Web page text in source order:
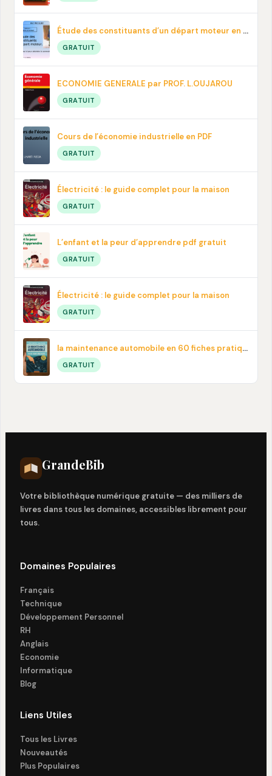
Étude des constituants d’un départ moteur en PDF
GRATUIT
ECONOMIE GENERALE par PROF. L.OUJAROU
GRATUIT
Cours de l’économie industrielle en PDF
GRATUIT
Électricité : le guide complet pour la maison
GRATUIT
L’enfant et la peur d’apprendre pdf gratuit
GRATUIT
Électricité : le guide complet pour la maison
GRATUIT
la maintenance automobile en 60 fiches pratiques en PDF
GRATUIT
GrandeBib
Votre bibliothèque numérique gratuite — des milliers de
livres dans tous les domaines, accessibles librement pour
tous.
Domaines Populaires
Français
Technique
Développement Personnel
RH
Anglais
Economie
Informatique
Blog
Liens Utiles
Tous les Livres
Nouveautés
Plus Populaires